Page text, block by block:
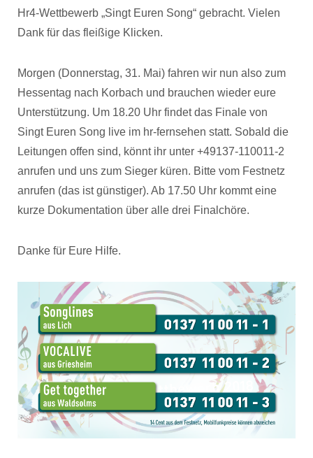
Hr4-Wettbewerb „Singt Euren Song“ gebracht. Vielen
Dank für das fleißige Klicken.
Morgen (Donnerstag, 31. Mai) fahren wir nun also zum
Hessentag nach Korbach und brauchen wieder eure
Unterstützung. Um 18.20 Uhr findet das Finale von
Singt Euren Song live im hr-fernsehen statt. Sobald die
Leitungen offen sind, könnt ihr unter +49137-110011-2
anrufen und uns zum Sieger küren. Bitte vom Festnetz
anrufen (das ist günstiger). Ab 17.50 Uhr kommt eine
kurze Dokumentation über alle drei Finalchöre.
Danke für Eure Hilfe.